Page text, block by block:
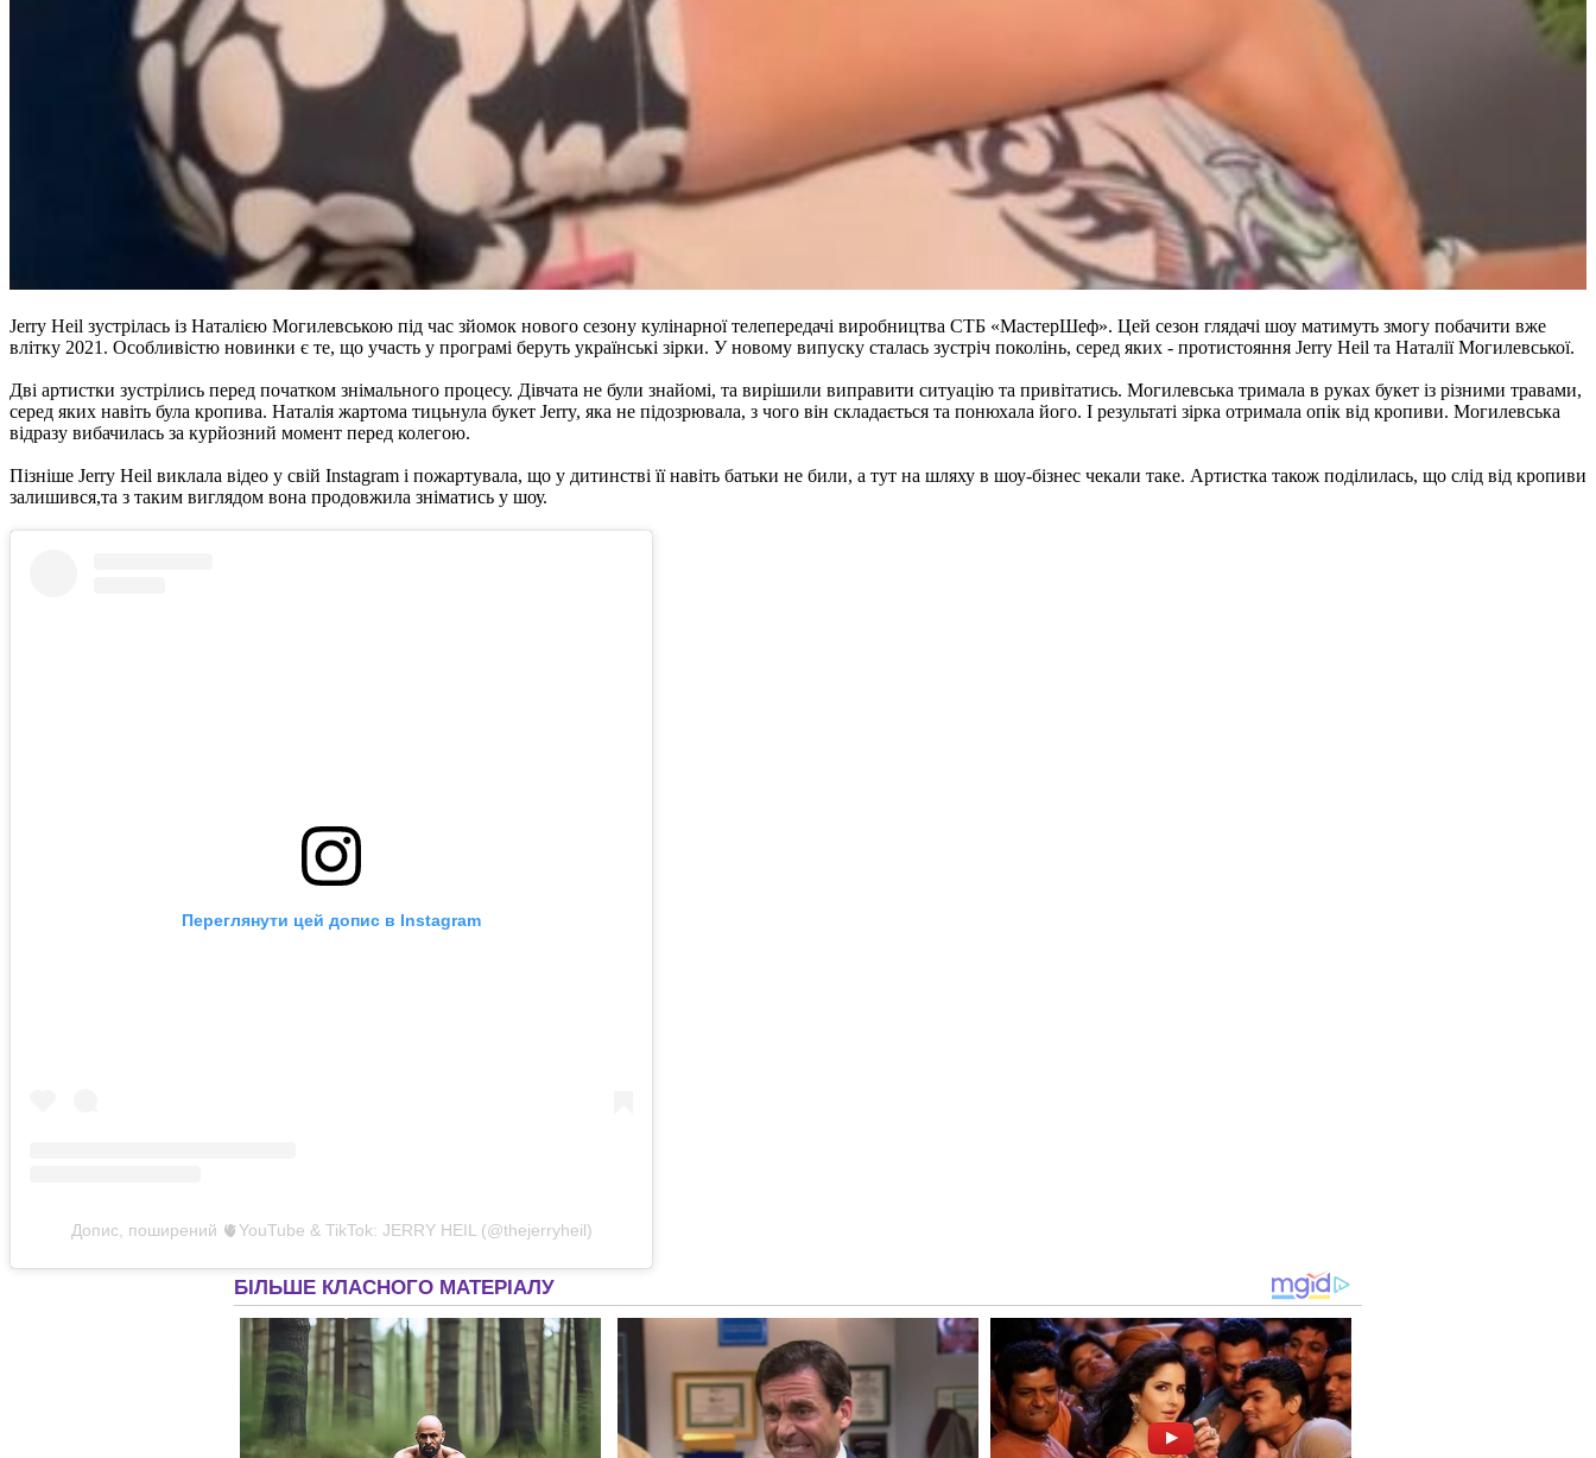
Jerry Heil зустрілась із Наталією Могилевською під час зйомок нового сезону кулінарної телепередачі виробництва СТБ «МастерШеф». Цей сезон глядачі шоу матимуть змогу побачити вже
влітку 2021. Особливістю новинки є те, що участь у програмі беруть українські зірки. У новому випуску сталась зустріч поколінь, серед яких - протистояння Jerry Heil та Наталії Могилевської.
Дві артистки зустрілись перед початком знімального процесу. Дівчата не були знайомі, та вирішили виправити ситуацію та привітатись. Могилевська тримала в руках букет із різними травами,
серед яких навіть була кропива. Наталія жартома тицьнула букет Jerry, яка не підозрювала, з чого він складається та понюхала його. І результаті зірка отримала опік від кропиви. Могилевська
відразу вибачилась за курйозний момент перед колегою.
Пізніше Jerry Heil виклала відео у свій Instagram і пожартувала, що у дитинстві її навіть батьки не били, а тут на шляху в шоу-бізнес чекали таке. Артистка також поділилась, що слід від кропиви
залишився,та з таким виглядом вона продовжила зніматись у шоу.
Переглянути цей допис в Instagram
Допис, поширений 🫀YouTube & TikTok: JERRY HEIL (@thejerryheil)